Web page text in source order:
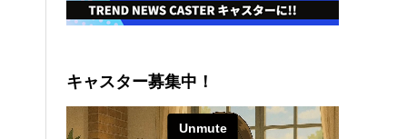
キャスター募集中！